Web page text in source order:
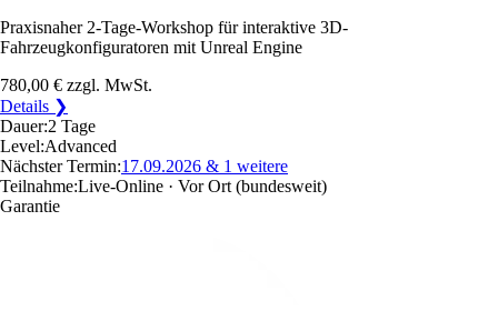
Praxisnaher 2-Tage-Workshop für interaktive 3D-
Fahrzeugkonfiguratoren mit Unreal Engine
780,00 € zzgl. MwSt.
Details ❯
Dauer:2 Tage
Level:Advanced
Nächster Termin:17.09.2026 & 1 weitere
Teilnahme:Live-Online · Vor Ort (bundesweit)
Garantie